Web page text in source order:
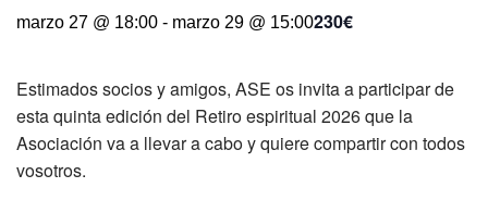
marzo 27 @ 18:00 - marzo 29 @ 15:00230€
Estimados socios y amigos, ASE os invita a participar de
esta quinta edición del Retiro espiritual 2026 que la
Asociación va a llevar a cabo y quiere compartir con todos
vosotros.